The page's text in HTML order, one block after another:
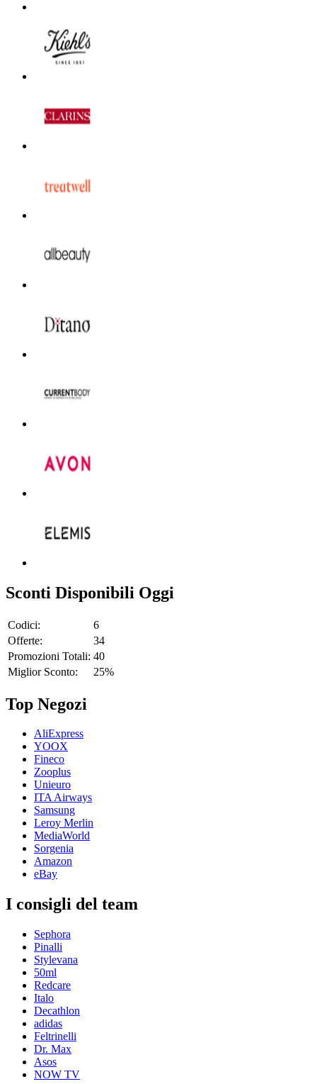
Sconti Disponibili Oggi
Codici:
6
Offerte:
34
Promozioni Totali: 40
Miglior Sconto:
25%
Top Negozi
AliExpress
YOOX
Fineco
Zooplus
Unieuro
ITA Airways
Samsung
Leroy Merlin
MediaWorld
Sorgenia
Amazon
eBay
I consigli del team
Sephora
Pinalli
Stylevana
50ml
Redcare
Italo
Decathlon
adidas
Feltrinelli
Dr. Max
Asos
NOW TV